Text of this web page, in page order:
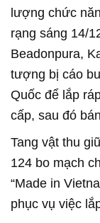
lượng chức
rạng sáng 14/
Beadonpura,
tượng bị cáo
Quốc để lắp
cấp, sau đó
Tang vật thu
124 bo mạch
“Made in
phục vụ việc